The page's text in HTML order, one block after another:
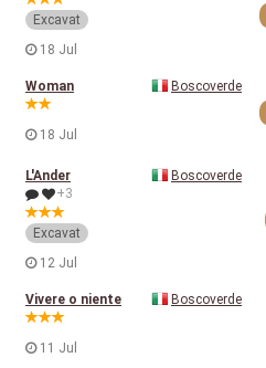
Excavat
18 Jul
Woman
18 Jul
Boscoverde
L'Ander
+3
Excavat
12 Jul
Boscoverde
Vivere o niente
11 Jul
Boscoverde